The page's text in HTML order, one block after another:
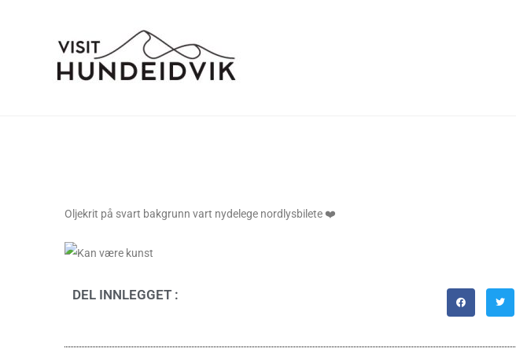
Oljekrit på svart bakgrunn vart nydelege nordlysbilete ❤️
DEL INNLEGGET :